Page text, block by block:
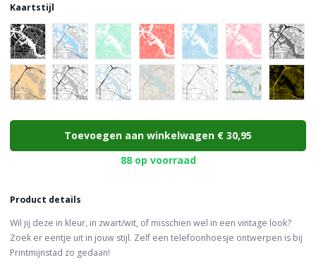
Kaartstijl
Choose a color
Toevoegen aan winkelwagen € 30,95
88 op voorraad
Product details
Wil jij deze in kleur, in zwart/wit, of misschien wel in een vintage look?
Zoek er eentje uit in jouw stijl. Zelf een telefoonhoesje ontwerpen is bij
Printmijnstad zo gedaan!